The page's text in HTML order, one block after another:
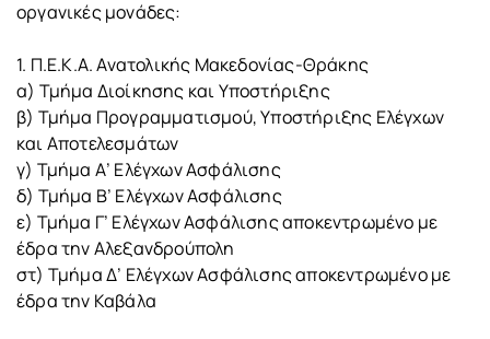
οργανικές μονάδες:
1. Π.Ε.Κ.Α. Ανατολικής Μακεδονίας-Θράκης
α) Τμήμα Διοίκησης και Υποστήριξης
β) Τμήμα Προγραμματισμού, Υποστήριξης Ελέγχων
και Αποτελεσμάτων
γ) Τμήμα Α’ Ελέγχων Ασφάλισης
δ) Τμήμα Β’ Ελέγχων Ασφάλισης
ε) Τμήμα Γ’ Ελέγχων Ασφάλισης αποκεντρωμένο με
έδρα την Αλεξανδρούπολη
στ) Τμήμα Δ’ Ελέγχων Ασφάλισης αποκεντρωμένο με
έδρα την Καβάλα